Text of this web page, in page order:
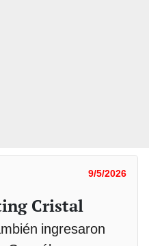
9/5/2026
Cristal
ingresaron